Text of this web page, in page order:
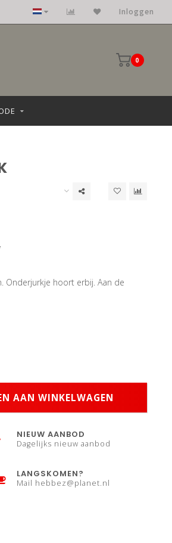
Inloggen
0
Onderjurkje hoort erbij. Aan de
AAN WINKELWAGEN
NIEUW AANBOD
Dagelijks nieuw aanbod
LANGSKOMEN?
Mail hebbez@planet.nl